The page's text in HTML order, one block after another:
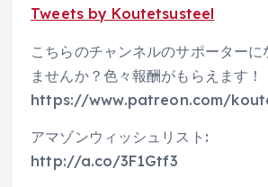
Tweets by Koutetsusteel
こちらのチャンネルのサポーターに
ませんか？色々報酬がもらえます！
https://www.patreon.com/
アマゾンウィッシュリスト:
http://a.co/3F1Gtf3